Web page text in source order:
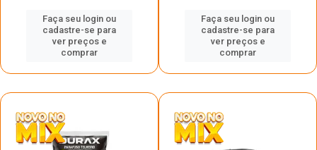
Faça seu login ou
cadastre-se para
ver preços e
comprar
Faça seu login ou
cadastre-se para
ver preços e
comprar